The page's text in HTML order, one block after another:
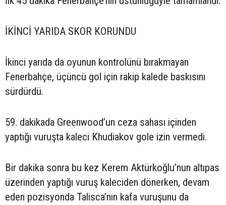
İKİNCİ YARIDA SKOR KORUNDU
İkinci yarıda da oyunun kontrolünü bırakmayan
Fenerbahçe, üçüncü gol için rakip kalede baskısını
sürdürdü.
59. dakikada Greenwood’un ceza sahası içinden
yaptığı vuruşta kaleci Khudiakov gole izin vermedi.
Bir dakika sonra bu kez Kerem Aktürkoğlu’nun altıpas
üzerinden yaptığı vuruş kaleciden dönerken, devam
eden pozisyonda Talisca’nın kafa vuruşunu da